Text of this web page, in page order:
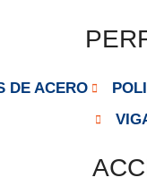
DE ACERO